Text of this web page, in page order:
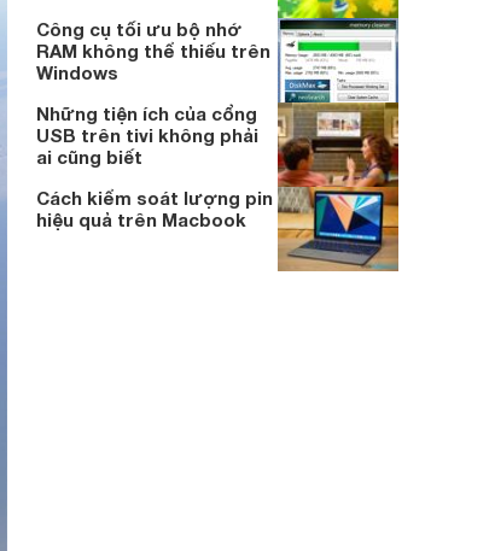
Công cụ tối ưu bộ nhớ
RAM không thể thiếu trên
Windows
Những tiện ích của cổng
USB trên tivi không phải
ai cũng biết
Cách kiểm soát lượng pin
hiệu quả trên Macbook